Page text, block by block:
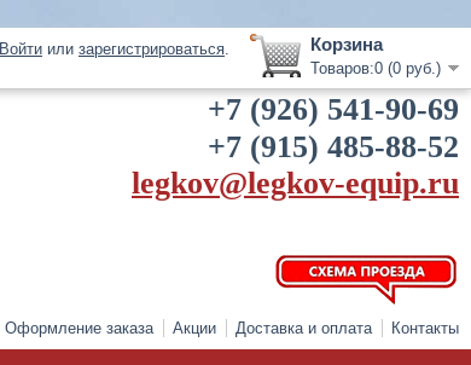
Войти или зарегистрироваться. Корзина
Товаров:0 (0 руб.)
+7 (926) 541-90-69
+7 (915) 485-88-52
legkov@legkov-equip.ru
Оформление заказа Акции Доставка и оплата Контакты